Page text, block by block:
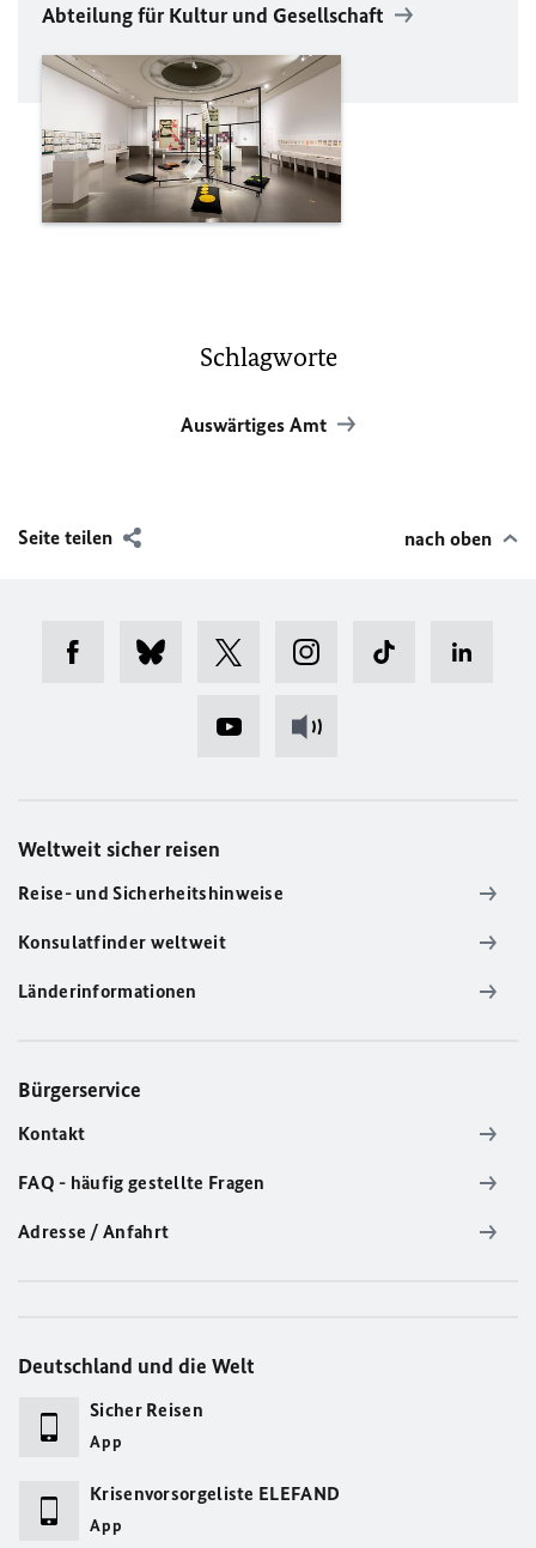
Abteilung für Kultur und Gesellschaft
Schlagworte
Auswärtiges Amt
Seite teilen nach oben
Weltweit sicher reisen
Reise- und Sicherheitshinweise
Konsulatfinder weltweit
Länderinformationen
Bürgerservice
Kontakt
FAQ - häufig gestellte Fragen
Adresse / Anfahrt
Deutschland und die Welt
Sicher Reisen
App
Krisenvorsorgeliste ELEFAND
App